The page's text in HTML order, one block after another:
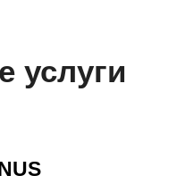
услуги